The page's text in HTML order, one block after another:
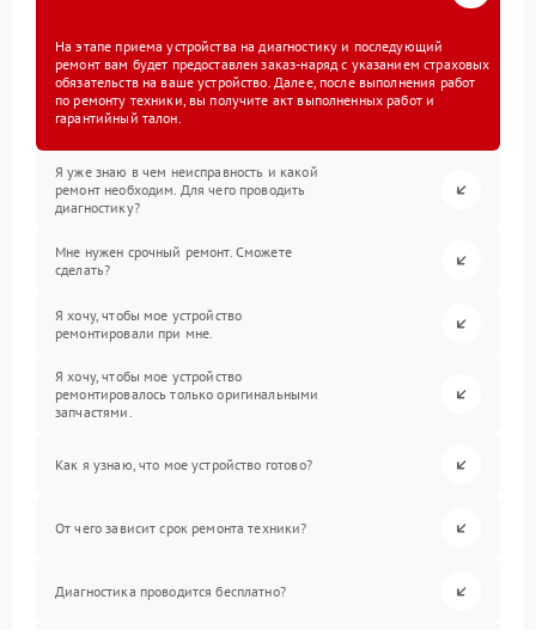
На этапе приема устройства на диагностику и последующий
ремонт вам будет предоставлен заказ-наряд с указанием страховых
обязательств на ваше устройство. Далее, после выполнения работ
по ремонту техники, вы получите акт выполненных работ и
гарантийный талон.
Я уже знаю в чем неисправность и какой
ремонт необходим. Для чего проводить
диагностику?
Мне нужен срочный ремонт. Сможете
сделать?
Я хочу, чтобы мое устройство
ремонтировали при мне.
Я хочу, чтобы мое устройство
ремонтировалось только оригинальными
запчастями.
Как я узнаю, что мое устройство готово?
От чего зависит срок ремонта техники?
Диагностика проводится бесплатно?